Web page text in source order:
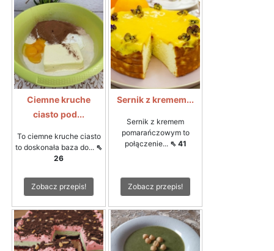
Ciemne kruche
ciasto pod...
To ciemne kruche ciasto
to doskonała baza do... ⇖
26
Zobacz przepis!
Sernik z kremem...
Sernik z kremem
pomarańczowym to
połączenie... ⇖ 41
Zobacz przepis!